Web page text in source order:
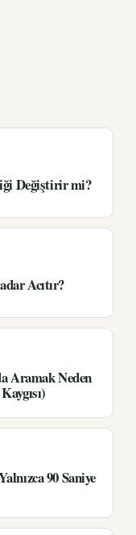
Değiştirir mi?
Acıtır?
Aramak Neden
90 Saniye